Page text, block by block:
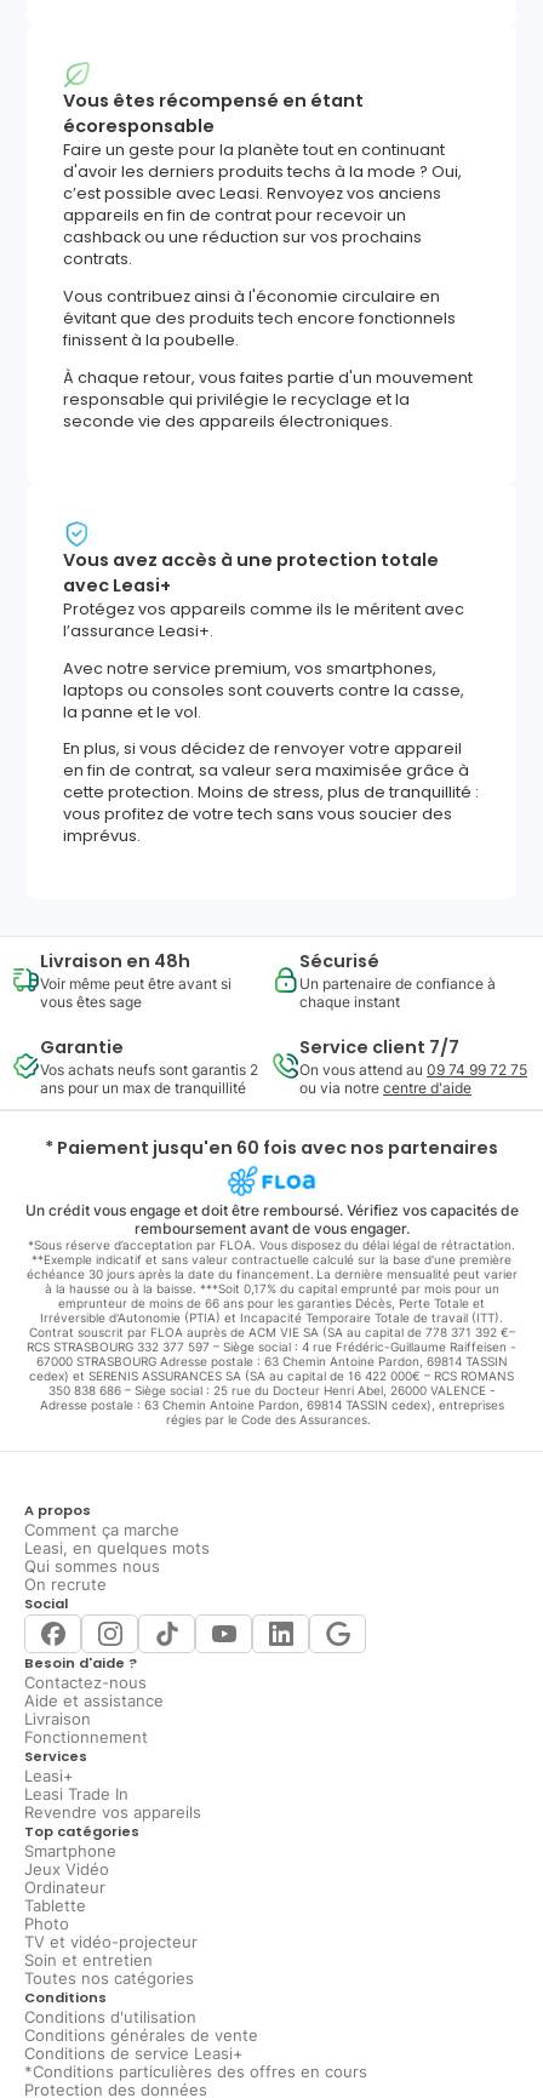
Vous êtes récompensé en étant
écoresponsable
Faire un geste pour la planète tout en continuant
d'avoir les derniers produits techs à la mode ? Oui,
c’est possible avec Leasi. Renvoyez vos anciens
appareils en fin de contrat pour recevoir un
cashback ou une réduction sur vos prochains
contrats.
Vous contribuez ainsi à l'économie circulaire en
évitant que des produits tech encore fonctionnels
finissent à la poubelle.
À chaque retour, vous faites partie d'un mouvement
responsable qui privilégie le recyclage et la
seconde vie des appareils électroniques.
Vous avez accès à une protection totale
avec Leasi+
Protégez vos appareils comme ils le méritent avec
l’assurance Leasi+.
Avec notre service premium, vos smartphones,
laptops ou consoles sont couverts contre la casse,
la panne et le vol.
En plus, si vous décidez de renvoyer votre appareil
en fin de contrat, sa valeur sera maximisée grâce à
cette protection. Moins de stress, plus de tranquillité :
vous profitez de votre tech sans vous soucier des
imprévus.
Livraison en 48h
Voir même peut être avant si
vous êtes sage
Sécurisé
Un partenaire de confiance à
chaque instant
Garantie
Vos achats neufs sont garantis 2
ans pour un max de tranquillité
Service client 7/7
On vous attend au 09 74 99 72 75
ou via notre centre d'aide
* Paiement jusqu'en 60 fois avec nos partenaires
Un crédit vous engage et doit être remboursé. Vérifiez vos capacités de
remboursement avant de vous engager.
*Sous réserve d’acceptation par FLOA. Vous disposez du délai légal de rétractation.
**Exemple indicatif et sans valeur contractuelle calculé sur la base d'une première
échéance 30 jours après la date du financement. La dernière mensualité peut varier
à la hausse ou à la baisse. ***Soit 0,17% du capital emprunté par mois pour un
emprunteur de moins de 66 ans pour les garanties Décès, Perte Totale et
Irréversible d'Autonomie (PTIA) et Incapacité Temporaire Totale de travail (ITT).
Contrat souscrit par FLOA auprès de ACM VIE SA (SA au capital de 778 371 392 €–
RCS STRASBOURG 332 377 597 – Siège social : 4 rue Frédéric-Guillaume Raiffeisen -
67000 STRASBOURG Adresse postale : 63 Chemin Antoine Pardon, 69814 TASSIN
cedex) et SERENIS ASSURANCES SA (SA au capital de 16 422 000€ – RCS ROMANS
350 838 686 – Siège social : 25 rue du Docteur Henri Abel, 26000 VALENCE -
Adresse postale : 63 Chemin Antoine Pardon, 69814 TASSIN cedex), entreprises
régies par le Code des Assurances.
A propos
Comment ça marche
Leasi, en quelques mots
Qui sommes nous
On recrute
Social
Besoin d'aide ?
Contactez-nous
Aide et assistance
Livraison
Fonctionnement
Services
Leasi+
Leasi Trade In
Revendre vos appareils
Top catégories
Smartphone
Jeux Vidéo
Ordinateur
Tablette
Photo
TV et vidéo-projecteur
Soin et entretien
Toutes nos catégories
Conditions
Conditions d'utilisation
Conditions générales de vente
Conditions de service Leasi+
*Conditions particulières des offres en cours
Protection des données